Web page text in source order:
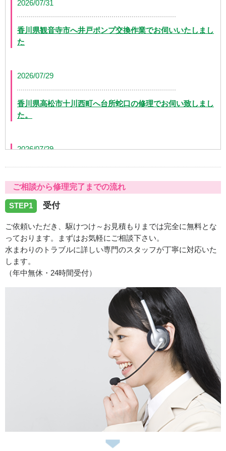
2026/07/31
香川県観音寺市へ井戸ポンプ交換作業でお伺いいたしまし
た
2026/07/29
香川県高松市十川西町へ台所蛇口の修理でお伺い致しまし
た。
2026/07/29
した。
2026/07/29
香川県観音寺市吉岡町へトイレの水漏れトラブルでお伺い
致しました。
香川県木田郡三木町へ給湯器修理でお伺い致しました。
香川県高松市扇町へトイレの水漏れトラブルでお伺い致し
2026/07/13
ご相談から修理完了までの流れ
STEP1 受付
ご依頼いただき、駆けつけ～お見積もりまでは完全に無料とな
っております。まずはお気軽にご相談下さい。
水まわりのトラブルに詳しい専門のスタッフが丁寧に対応いた
します。
（年中無休・24時間受付）